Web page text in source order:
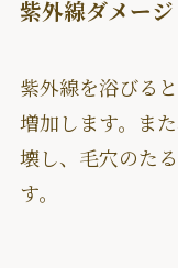
紫外線ダメージ
紫外線を浴びる
増加します。ま
壊し、毛穴のた
す。